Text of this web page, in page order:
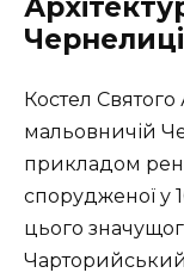
Чернелиці
Костел
мальовничій
прикладом
спорудженої у
цього